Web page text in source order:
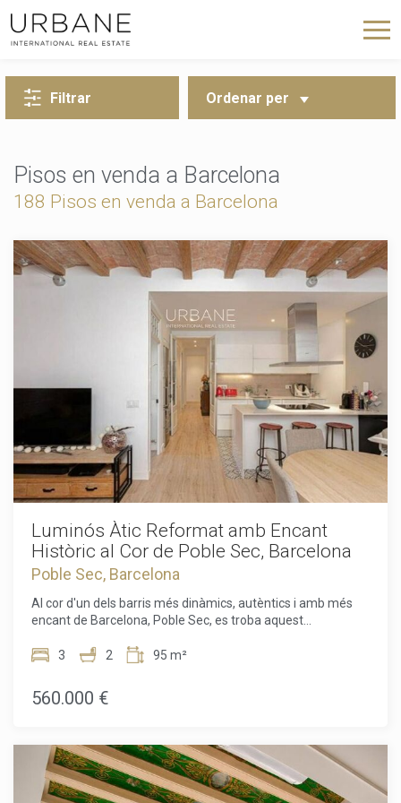
Filtrar Ordenar per
Pisos en venda a Barcelona
188 Pisos en venda a Barcelona
Luminós Àtic Reformat amb Encant
Històric al Cor de Poble Sec, Barcelona
Poble Sec, Barcelona
Al cor d'un dels barris més dinàmics, autèntics i amb més
encant de Barcelona, Poble Sec, es troba aquest
elegant edifici històric que data de mil nou-cents trenta,
Oferint una superfície construïda de noranta-cinc metres
quadrats i aproximadament vuitanta-sis metres quadrats
comoditats de la vida moderna.La reforma integral del pis
es va dur a terme amb una minuciosa atenció als detalls per
destacar els seus elements originals d'època, incloent els
3 2 95 m²
560.000 €